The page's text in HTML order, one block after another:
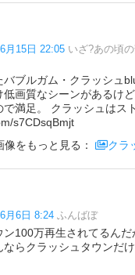
月15日 22:05 いざ?あの頃
バブルガム・クラッシュ
低画質なシーンがあるけ
で満足。 クラッシュはス
s7CDsqBmjt
像をもっと見る：
クラ
月6日 8:24 ふんばぼ
ン100万再生されてるん
ならクラッシュタウンだ